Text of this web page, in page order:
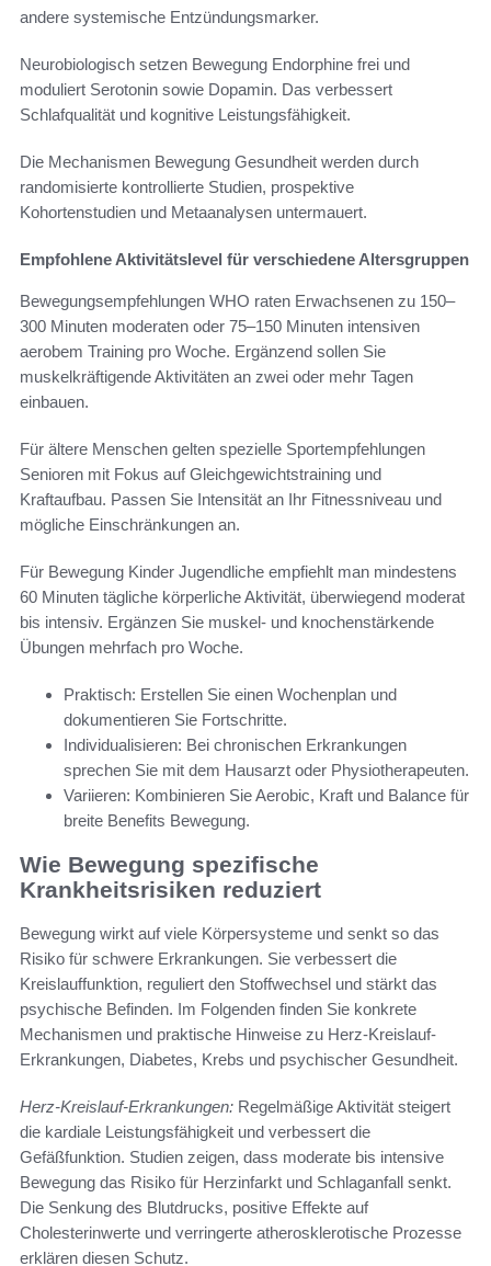
andere systemische Entzündungsmarker.
Neurobiologisch setzen Bewegung Endorphine frei und
moduliert Serotonin sowie Dopamin. Das verbessert
Schlafqualität und kognitive Leistungsfähigkeit.
Die Mechanismen Bewegung Gesundheit werden durch
randomisierte kontrollierte Studien, prospektive
Kohortenstudien und Metaanalysen untermauert.
Empfohlene Aktivitätslevel für verschiedene Altersgruppen
Bewegungsempfehlungen WHO raten Erwachsenen zu 150–
300 Minuten moderaten oder 75–150 Minuten intensiven
aerobem Training pro Woche. Ergänzend sollen Sie
muskelkräftigende Aktivitäten an zwei oder mehr Tagen
einbauen.
Für ältere Menschen gelten spezielle Sportempfehlungen
Senioren mit Fokus auf Gleichgewichtstraining und
Kraftaufbau. Passen Sie Intensität an Ihr Fitnessniveau und
mögliche Einschränkungen an.
Für Bewegung Kinder Jugendliche empfiehlt man mindestens
60 Minuten tägliche körperliche Aktivität, überwiegend moderat
bis intensiv. Ergänzen Sie muskel- und knochenstärkende
Übungen mehrfach pro Woche.
Praktisch: Erstellen Sie einen Wochenplan und
dokumentieren Sie Fortschritte.
Individualisieren: Bei chronischen Erkrankungen
sprechen Sie mit dem Hausarzt oder Physiotherapeuten.
Variieren: Kombinieren Sie Aerobic, Kraft und Balance für
breite Benefits Bewegung.
Wie Bewegung spezifische
Krankheitsrisiken reduziert
Bewegung wirkt auf viele Körpersysteme und senkt so das
Risiko für schwere Erkrankungen. Sie verbessert die
Kreislauffunktion, reguliert den Stoffwechsel und stärkt das
psychische Befinden. Im Folgenden finden Sie konkrete
Mechanismen und praktische Hinweise zu Herz-Kreislauf-
Erkrankungen, Diabetes, Krebs und psychischer Gesundheit.
Herz-Kreislauf-Erkrankungen: Regelmäßige Aktivität steigert
die kardiale Leistungsfähigkeit und verbessert die
Gefäßfunktion. Studien zeigen, dass moderate bis intensive
Bewegung das Risiko für Herzinfarkt und Schlaganfall senkt.
Die Senkung des Blutdrucks, positive Effekte auf
Cholesterinwerte und verringerte atherosklerotische Prozesse
erklären diesen Schutz.